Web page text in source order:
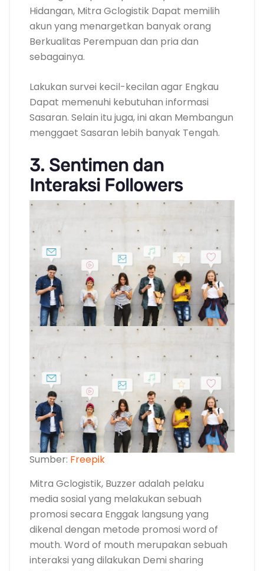
Hidangan, Mitra Gclogistik Dapat memilih
akun yang menargetkan banyak orang
Berkualitas Perempuan dan pria dan
sebagainya.
Lakukan survei kecil-kecilan agar Engkau
Dapat memenuhi kebutuhan informasi
Sasaran. Selain itu juga, ini akan Membangun
menggaet Sasaran lebih banyak Tengah.
3. Sentimen dan
Interaksi Followers
Sumber: Freepik
Mitra Gclogistik, Buzzer adalah pelaku
media sosial yang melakukan sebuah
promosi secara Enggak langsung yang
dikenal dengan metode promosi word of
mouth. Word of mouth merupakan sebuah
interaksi yang dilakukan Demi sharing